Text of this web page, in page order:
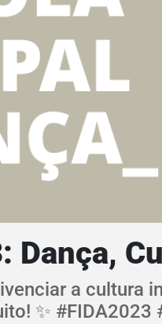
Dança,
a
✨